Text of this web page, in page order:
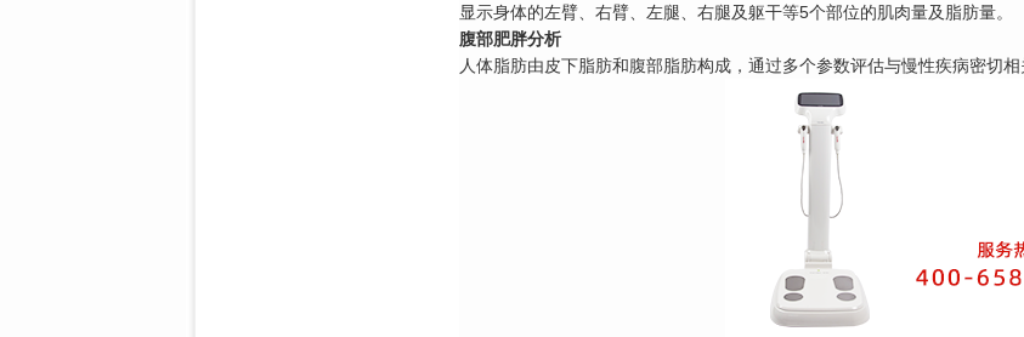
显示身体的左臂、右臂、左腿、右腿及躯干等5个部位的肌肉量及脂肪量。
腹部肥胖分析
人体脂肪由皮下脂肪和腹部脂肪构成，通过多个参数评估与慢性疾病密切相